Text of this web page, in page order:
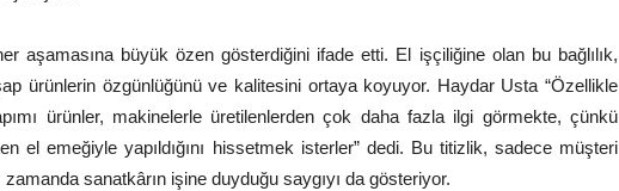
aşamasına büyük özen gösterdiğini ifade etti. El işçiliğine olan bu bağlılık,
ürünlerin özgünlüğünü ve kalitesini ortaya koyuyor. Haydar Usta “Özellikle
ürünler, makinelerle üretilenlerden çok daha fazla ilgi görmekte, çünkü
el emeğiyle yapıldığını hissetmek isterler” dedi. Bu titizlik, sadece müşteri
sanatkârın işine duyduğu saygıyı da gösteriyor.